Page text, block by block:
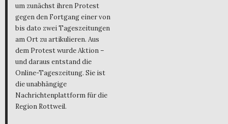
um zunächst ihren Protest
gegen den Fortgang einer von
bis dato zwei Tageszeitungen
am Ort zu artikulieren. Aus
dem Protest wurde Aktion –
und daraus entstand die
Online-Tageszeitung. Sie ist
die unabhängige
Nachrichtenplattform für die
Region Rottweil.